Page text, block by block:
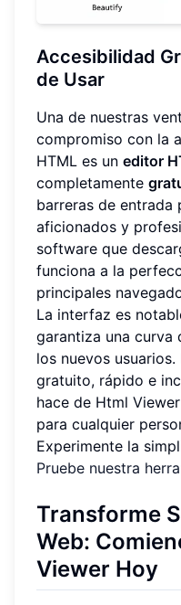
Accesibilidad
de Usar
Una de nuestras
compromiso con la
HTML es un editor
completamente
barreras de entrada
aficionados y
software que
funciona a la
principales
La interfaz es
garantiza una curva
los nuevos
gratuito, rápido e
hace de Html
para cualquier
Experimente la
Pruebe nuestra
Transforme
Web:
Viewer Hoy